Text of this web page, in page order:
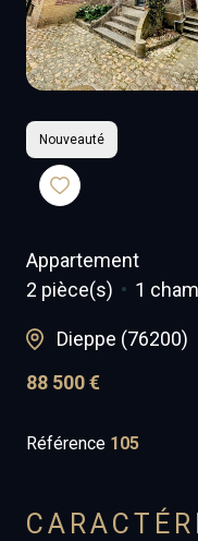
Nouveauté
Appartement
2 pièce(s)
1
Dieppe (76200)
88 500 €
Référence 105